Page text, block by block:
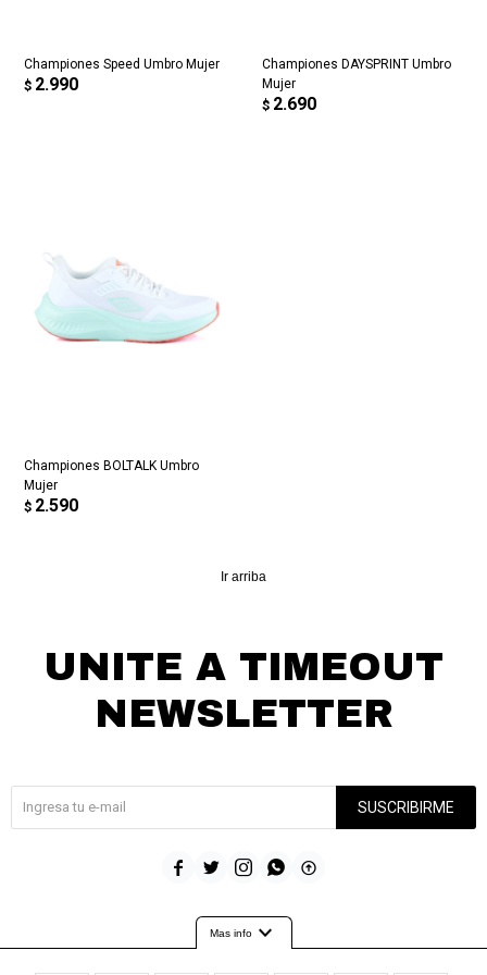
Championes Speed Umbro Mujer
$ 2.990
Championes DAYSPRINT Umbro
Mujer
$ 2.690
Championes BOLTALK Umbro
Mujer
$ 2.590
Ir arriba
UNITE A TIMEOUT
NEWSLETTER
SUSCRIBIRME
    
Mas infoexpand_more